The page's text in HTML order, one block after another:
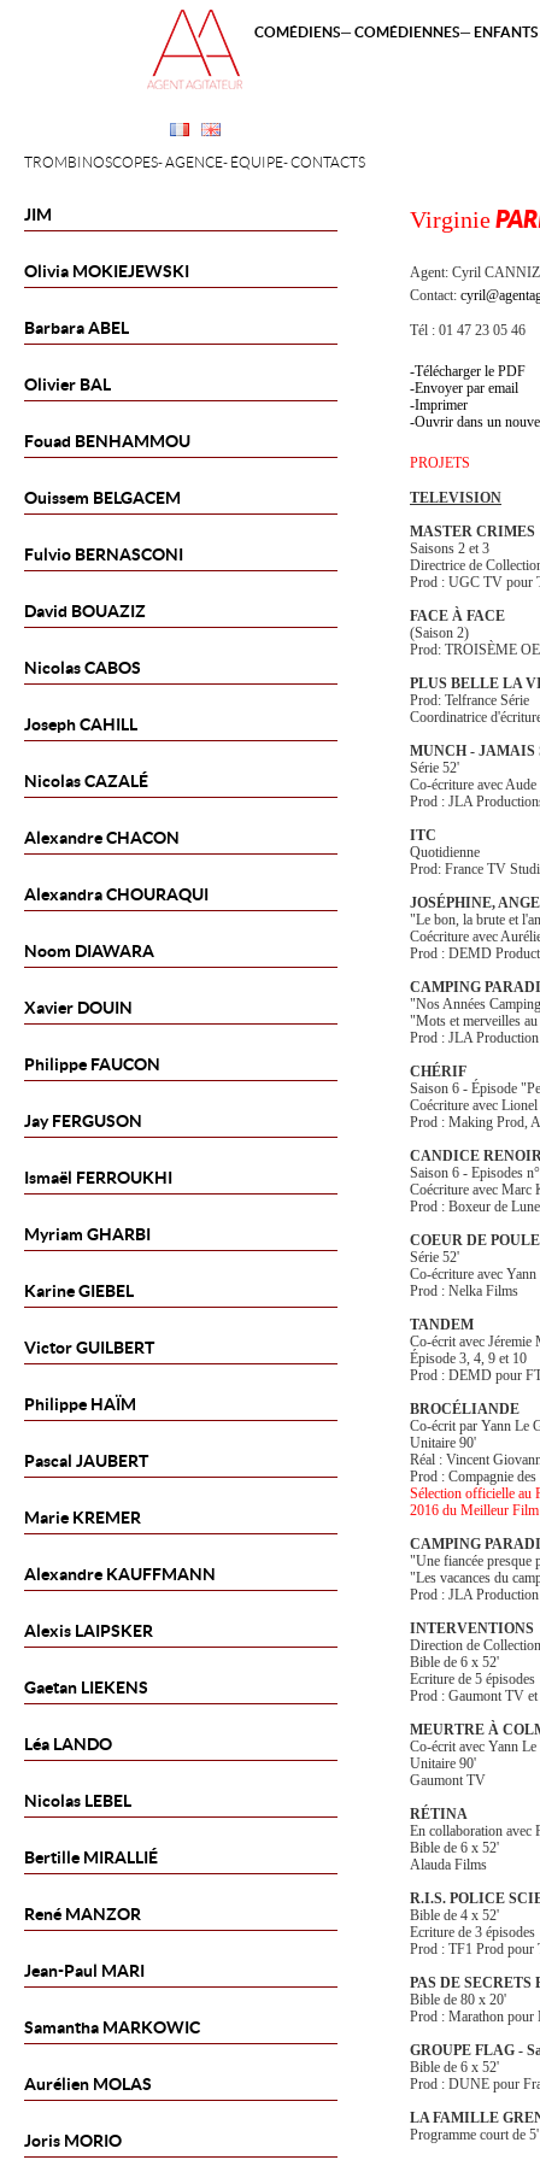
JIM
Olivia MOKIEJEWSKI
BarbaraABEL
Olivier BAL
Fouad BENHAMMOU
Ouissem BELGACEM
Fulvio BERNASCONI
David BOUAZIZ
NicolasCABOS
JosephCAHILL
NicolasCAZALÉ
AlexandreCHACON
AlexandraCHOURAQUI
Noom DIAWARA
Xavier DOUIN
Philippe FAUCON
JayFERGUSON
Ismaël FERROUKHI
Myriam GHARBI
KarineGIEBEL
VictorGUILBERT
Philippe HAÏM
Pascal JAUBERT
Marie KREMER
Alexandre KAUFFMANN
Alexis LAIPSKER
Gaetan LIEKENS
Léa LANDO
Nicolas LEBEL
Bertille MIRALLIÉ
René MANZOR
Jean-Paul MARI
Samantha MARKOWIC
Aurélien MOLAS
Joris MORIO
TROMBINOSCOPES AGENCE ÉQUIPE CONTACTS
COMÉDIENS COMÉDIENNES
Virginie
Agent: Cyril
Contact:
Tél : 01 47 23 05 46
Télécharger le PDF
Envoyer par email
Imprimer
Ouvrir dans un
PROJETS
TELEVISION
MASTER CRIMES
Saisons 2 et 3
Directrice de
Prod : UGC TV pour
FACE À FACE
(Saison 2)
Prod: TROISÈME
PLUS BELLE LA
Prod: Telfrance Série
Coordinatrice
MUNCH - JAMAIS
Série 52'
Co-écriture avec
Prod : JLA
ITC
Quotidienne
Prod: France TV
JOSÉPHINE,
"Le bon, la brute et
Coécriture avec
Prod : DEMD
CAMPING
"Nos Années
"Mots et merveilles
Prod : JLA Production
CHÉRIF
Saison 6 - Épisode
Coécriture avec
Prod : Making Prod,
CANDICE
Saison 6 - Episodes
Coécriture avec Marc
Prod : Boxeur de
COEUR DE
Série 52'
Co-écriture avec
Prod : Nelka Films
TANDEM
Co-écrit avec Jéremie
Épisode 3, 4, 9 et 10
Prod : DEMD pour
BROCÉLIANDE
Co-écrit par Yann Le
Unitaire 90'
Réal : Vincent
Prod : Compagnie
Sélection officielle au
2016 du Meilleur
CAMPING
"Une fiancée presque
"Les vacances du
Prod : JLA Production
INTERVENTIONS
Direction de
Bible de 6 x 52'
Ecriture de 5 épisodes
Prod : Gaumont TV
MEURTRE À
Co-écrit avec Yann Le
Unitaire 90'
Gaumont TV
RÉTINA
En collaboration avec
Bible de 6 x 52'
Alauda Films
R.I.S. POLICE
Bible de 4 x 52'
Ecriture de 3 épisodes
Prod : TF1 Prod pour
PAS DE SECRETS
Bible de 80 x 20'
Prod : Marathon pour
GROUPE FLAG -
Bible de 6 x 52'
Prod : DUNE pour
LA FAMILLE
Programme court de 5'